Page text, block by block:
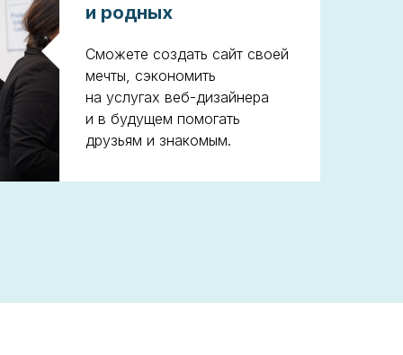
и родных
Сможете создать сайт своей
мечты, сэкономить
на услугах веб-дизайнера
и в будущем помогать
друзьям и знакомым.